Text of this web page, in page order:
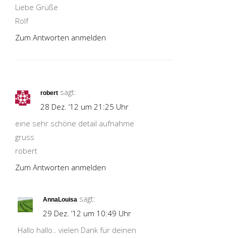
Liebe Grüße
Rolf
Zum Antworten anmelden
robert sagt:
28 Dez. ’12 um 21:25 Uhr
eine sehr schöne detail aufnahme
gruss
robert
Zum Antworten anmelden
AnnaLouisa sagt:
29 Dez. ’12 um 10:49 Uhr
Hallo hallo.. vielen Dank für deinen